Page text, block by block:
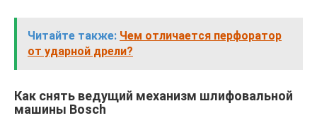
Читайте также: Чем отличается перфоратор
от ударной дрели?
Как снять ведущий механизм шлифовальной
машины Bosch